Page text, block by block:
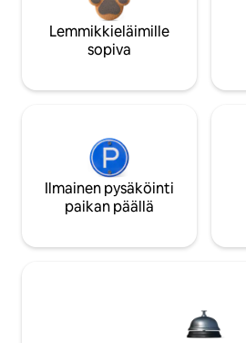
Lemmikkieläimille
sopiva
Ilmainen pysäköinti
paikan päällä